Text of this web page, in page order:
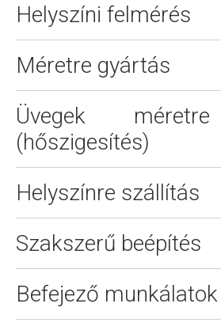
Online
Helyszíni felmérés
Méretre gyártás
Üvegek
(hőszigesítés)
Helyszínre szállítás
Szakszerű beépítés
Befejező munkálatok